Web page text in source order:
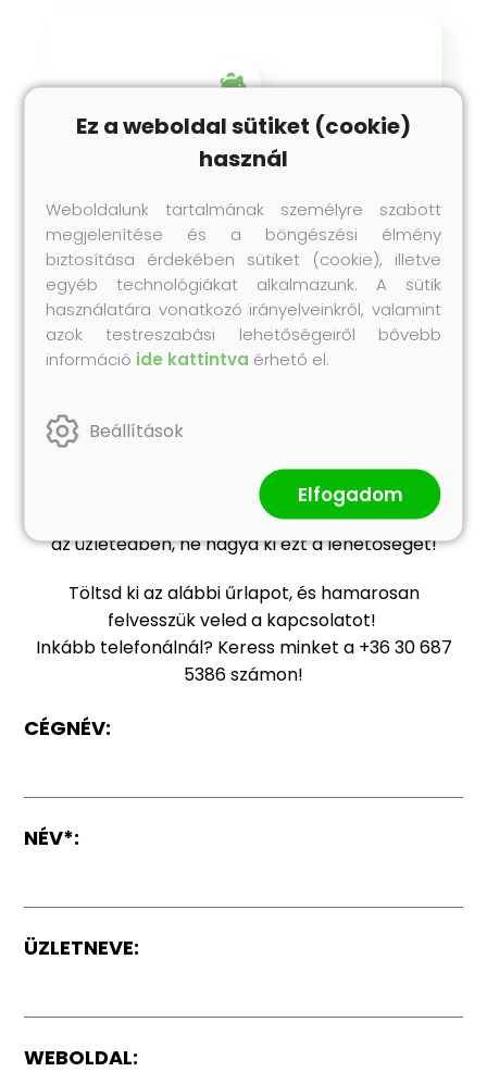
és rugalmas
együttműködés
Nagykereskedelmi árak, kedvező
feltételek, gördülékeny rendelési
rendszer. Nincs macera, csak üzlet!
Ha szeretnéd, hogy a vásárlóid egy bizonyítottan
keresett és megbízható márkával találkozzanak
az üzletedben, ne hagyd ki ezt a lehetőséget!
Töltsd ki az alábbi űrlapot, és hamarosan
felvesszük veled a kapcsolatot!
Inkább telefonálnál? Keress minket a +36 30 687
5386 számon!
CÉGNÉV:
NÉV*:
ÜZLETNEVE:
WEBOLDAL:
Ez a weboldal sütiket (cookie)
használ
Weboldalunk tartalmának személyre szabott
megjelenítése és a böngészési élmény
biztosítása érdekében sütiket (cookie), illetve
egyéb technológiákat alkalmazunk. A sütik
használatára vonatkozó irányelveinkről, valamint
azok testreszabási lehetőségeiről bővebb
információ ide kattintva érhető el.
Beállítások
Elfogadom